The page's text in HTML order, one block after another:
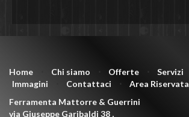
Home Chi siamo ⋅ Offerte ⋅ Servizi
Immagini
Contattaci ⋅
Area Riservata
Ferramenta Mattorre & Guerrini
via Giuseppe Garibaldi 38 ,